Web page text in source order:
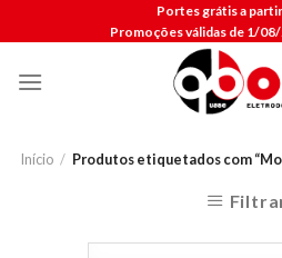
to
Portes grátis a
Promoções válidas de 1/
Início / Produtos etiquetados com